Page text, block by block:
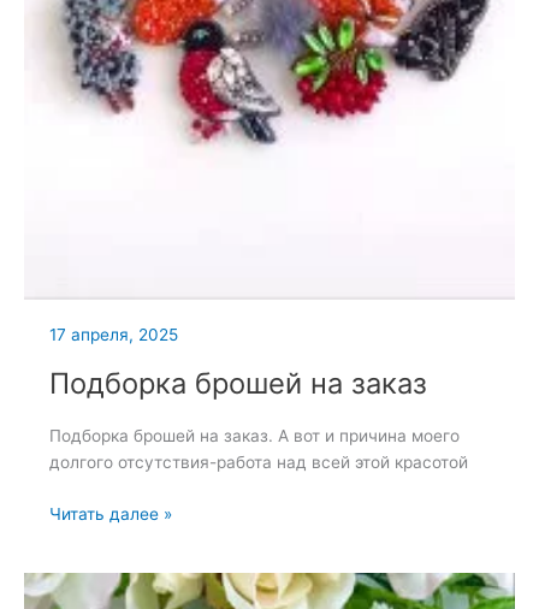
17 апреля, 2025
Подборка брошей на заказ
Подборка брошей на заказ. А вот и причина моего
долгого отсутствия-работа над всей этой красотой
Подборка
заказ
Читать далее »